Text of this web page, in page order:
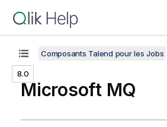
8.0
Composants Talend pour les Jobs
Microsoft MQ